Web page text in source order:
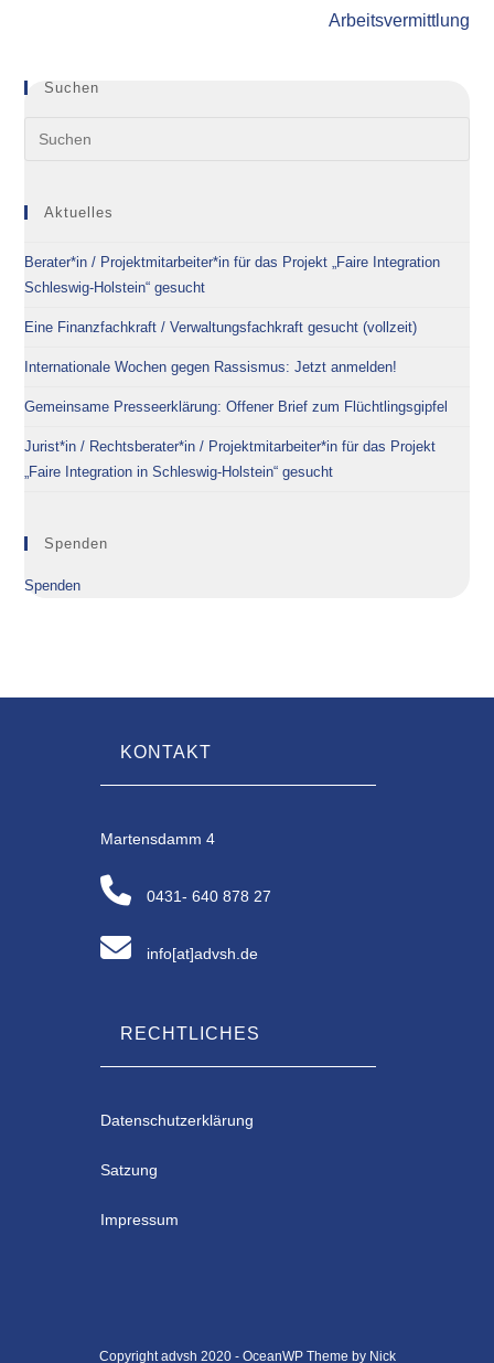
Arbeitsvermittlung
Suchen
Aktuelles
Berater*in / Projektmitarbeiter*in für das Projekt „Faire Integration
Schleswig-Holstein“ gesucht
Eine Finanzfachkraft / Verwaltungsfachkraft gesucht (vollzeit)
Internationale Wochen gegen Rassismus: Jetzt anmelden!
Gemeinsame Presseerklärung: Offener Brief zum Flüchtlingsgipfel
Jurist*in / Rechtsberater*in / Projektmitarbeiter*in für das Projekt
„Faire Integration in Schleswig-Holstein“ gesucht
Spenden
Spenden
KONTAKT
Martensdamm 4
0431- 640 878 27
info[at]advsh.de
RECHTLICHES
Datenschutzerklärung
Satzung
Impressum
Copyright advsh 2020 - OceanWP Theme by Nick